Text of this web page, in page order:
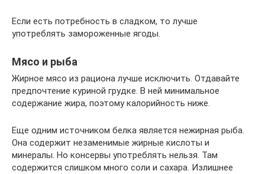
Если есть потребность в сладком, то лучше
употреблять замороженные ягоды.
Мясо и рыба
Жирное мясо из рациона лучше исключить. Отдавайте
предпочтение куриной грудке. В ней минимальное
содержание жира, поэтому калорийность ниже.
Еще одним источником белка является нежирная рыба.
Она содержит незаменимые жирные кислоты и
минералы. Но консервы употреблять нельзя. Там
содержится слишком много соли и сахара. Излишнее